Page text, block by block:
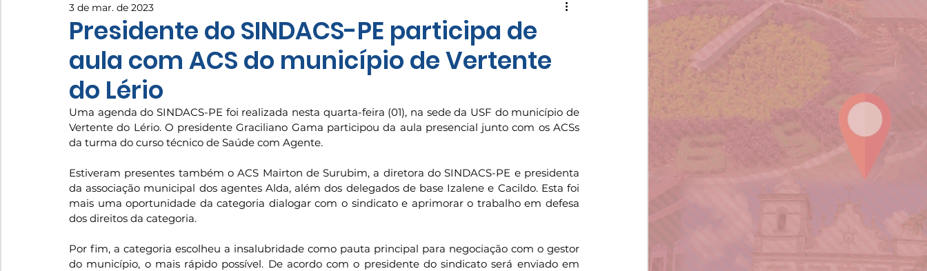
INSTAGRAM 2026
Presidente do SINDACS-PE participa de
aula com ACS do município de Vertente
do Lério
3 de mar. de 2023
Uma agenda do SINDACS-PE foi realizada nesta quarta-feira (01), na sede da USF do município de
Vertente do Lério. O presidente Graciliano Gama participou da aula presencial junto com os ACSs
da turma do curso técnico de Saúde com Agente.
Estiveram presentes também o ACS Mairton de Surubim, a diretora do SINDACS-PE e presidenta
da associação municipal dos agentes Alda, além dos delegados de base Izalene e Cacildo. Esta foi
mais uma oportunidade da categoria dialogar com o sindicato e aprimorar o trabalho em defesa
dos direitos da categoria.
Por fim, a categoria escolheu a insalubridade como pauta principal para negociação com o gestor
do município, o mais rápido possível. De acordo com o presidente do sindicato será enviado em